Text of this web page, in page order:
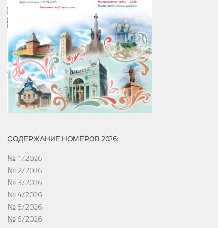
СОДЕРЖАНИЕ НОМЕРОВ 2026:
№ 1/2026
№ 2/2026
№ 3/2026
№ 4/2026
№ 5/2026
№ 6/2026